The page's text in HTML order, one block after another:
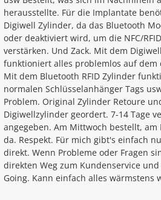
herausstellte. Für die Implantate
Digiwell Zylinder, da das Bluetooth
oder deaktiviert wird, um die NFC/
verstärken. Und Zack. Mit dem
funktioniert alles problemlos auf dem
Mit dem Bluetooth RFID Zylinder
normalen Schlüsselanhänger Tags
Problem. Original Zylinder Retoure
Digiwellzylinder geordert. 7-14 Tage
angegeben. Am Mittwoch bestellt, am
da. Respekt. Für mich gibt's einfach
direkt. Wenn Probleme oder Fragen
direkten Weg zum Kundenservice und
Going. Kann einfach alles wärmstens